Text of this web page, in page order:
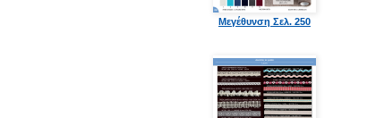
Μεγέθυνση Σελ. 250